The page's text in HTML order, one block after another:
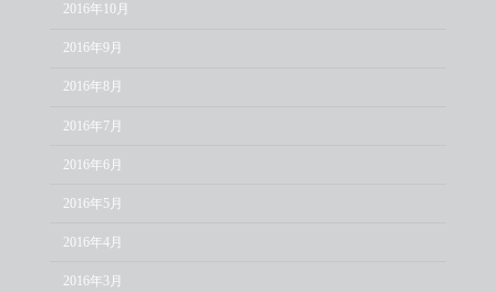
2016年10月
2016年9月
2016年8月
2016年7月
2016年6月
2016年5月
2016年4月
2016年3月